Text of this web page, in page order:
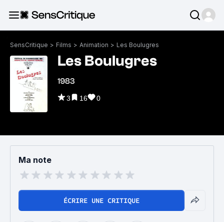
SensCritique > Films > Animation > Les Boulugres
Les Boulugres
1983
3 16 0
Ma note
ÉCRIRE UNE CRITIQUE